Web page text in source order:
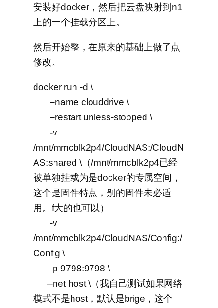
安装好docker，然后把云盘映射到n1
上的一个挂载分区上。
然后开始整，在原来的基础上做了点
修改。
docker run -d \
–name clouddrive \
–restart unless-stopped \
-v
/mnt/mmcblk2p4/CloudNAS:/CloudN
AS:shared \（/mnt/mmcblk2p4已经
被单独挂载为是docker的专属空间，
这个是固件特点，别的固件未必适
用。f大的也可以）
-v
/mnt/mmcblk2p4/CloudNAS/Config:/
Config \
-p 9798:9798 \
–net host \（我自己测试如果网络
模式不是host，默认是brige，这个